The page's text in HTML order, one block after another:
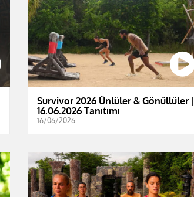
Survivor 2026 Ünlüler & Gönüllüler |
16.06.2026 Tanıtımı
16/06/2026